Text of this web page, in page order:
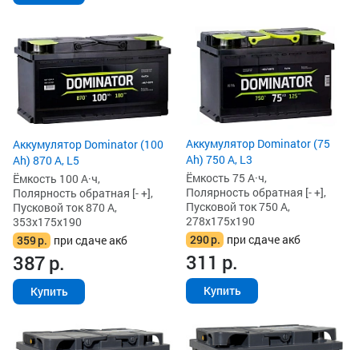
Аккумулятор Dominator (100
Ah) 870 А, L5
Ёмкость 100 А·ч,
Полярность обратная [- +],
Пусковой ток 870 А,
353x175x190
359р. при сдаче акб
387р.
Купить
Аккумулятор Dominator (75
Ah) 750 А, L3
Ёмкость 75 А·ч,
Полярность обратная [- +],
Пусковой ток 750 А,
278x175x190
290р. при сдаче акб
311 р.
Купить